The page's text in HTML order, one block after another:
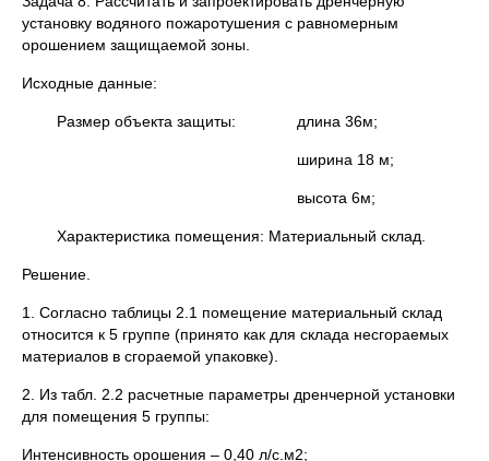
установку водяного пожаротушения с равномерным
орошением защищаемой зоны.
Исходные данные:
Размер объекта защиты: длина 36м;
ширина 18 м;
высота 6м;
Характеристика помещения: Материальный склад.
Решение.
1. Согласно таблицы 2.1 помещение материальный склад
относится к 5 группе (принято как для склада несгораемых
материалов в сгораемой упаковке).
2. Из табл. 2.2 расчетные параметры дренчерной установки
для помещения 5 группы:
Интенсивность орошения – 0,40 л/с.м2;